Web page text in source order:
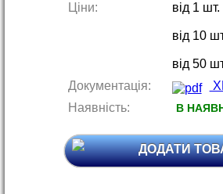
Ціни: від 1 шт.
від 10
від 50
Документація:
Наявність:
В
ДОДАТИ